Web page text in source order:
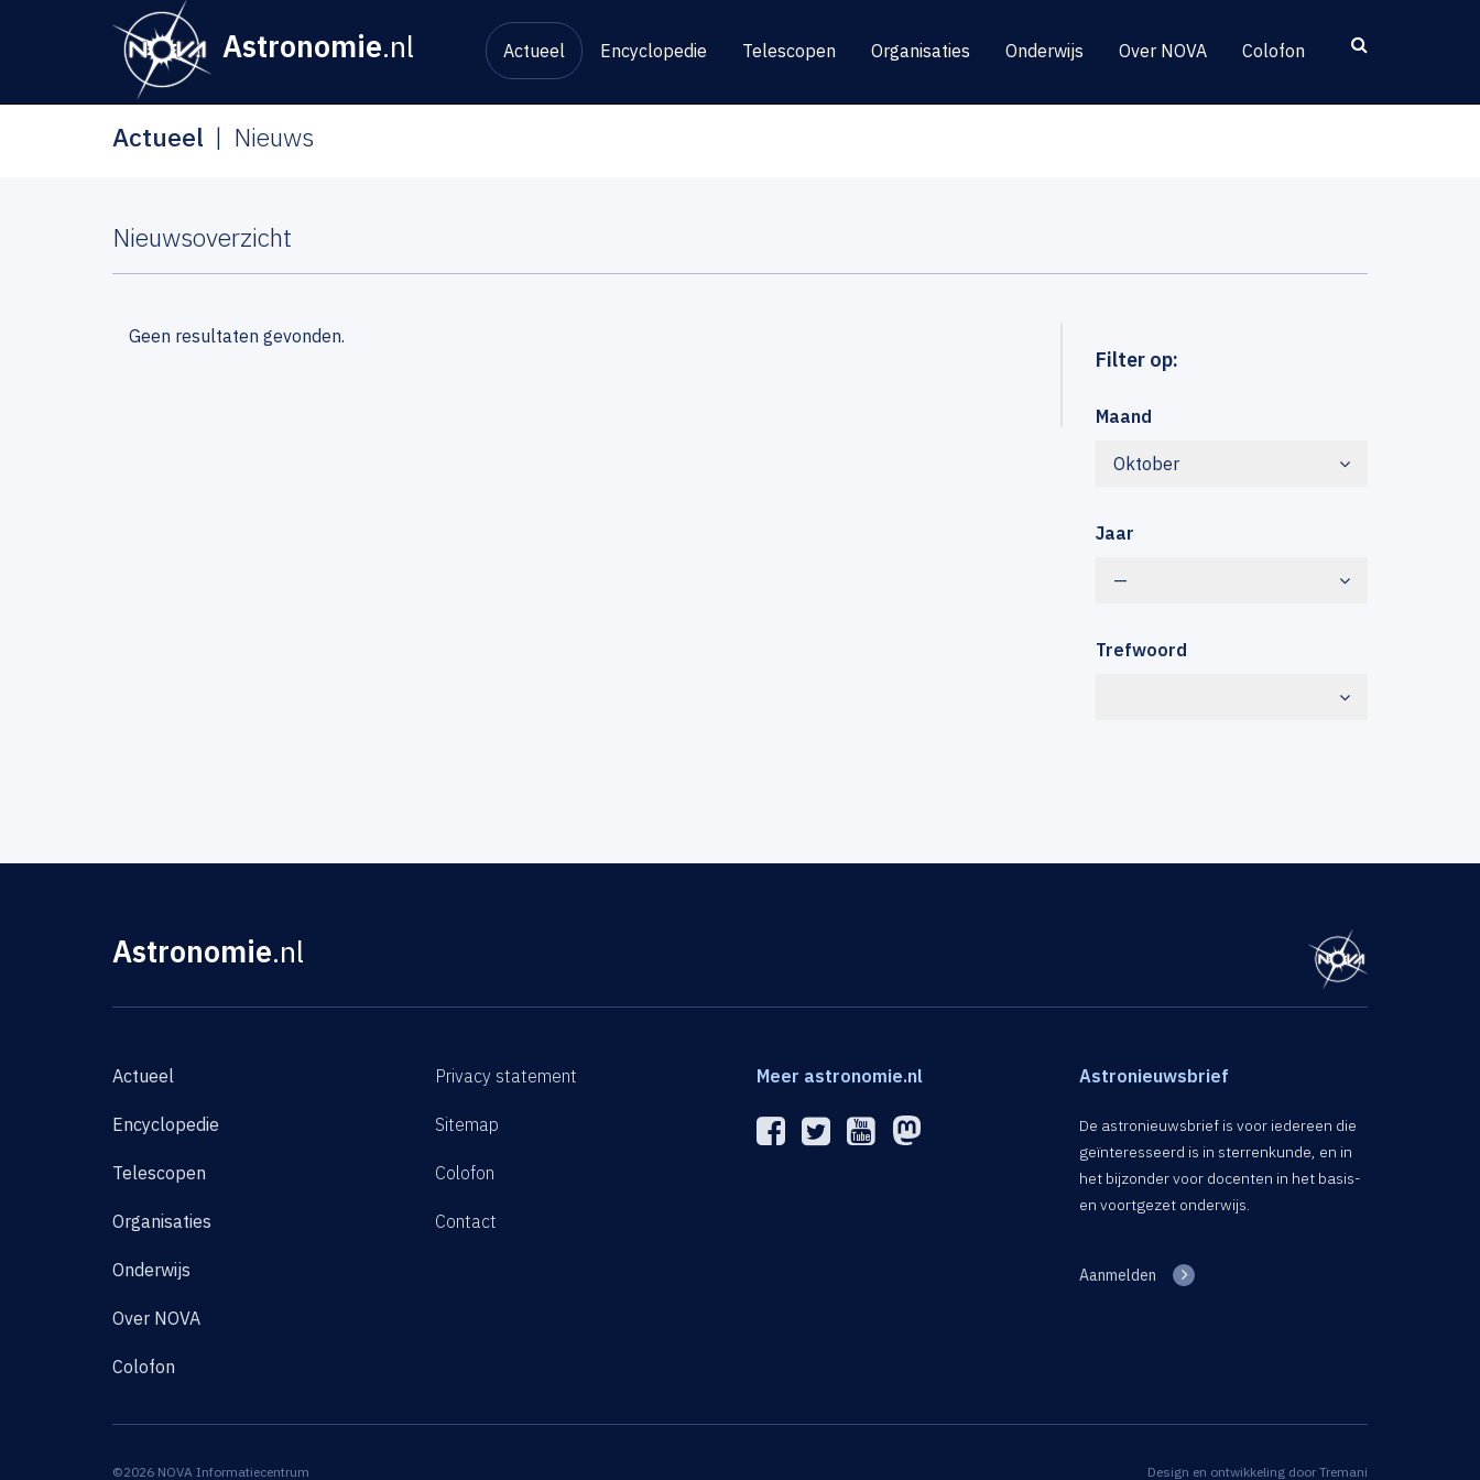
Astronomie.nl Actueel Encyclopedie Telescopen Organisaties Onderwijs Over NOVA Colofon
Actueel Nieuws
Nieuwsoverzicht
Filter op:
Maand
Oktober
Jaar
—
Trefwoord
Geen resultaten gevonden.
Astronomie.nl
Actueel
Encyclopedie
Telescopen
Organisaties
Onderwijs
Over NOVA
Colofon
Privacy statement
Sitemap
Colofon
Contact
Meer astronomie.nl Astronieuwsbrief
De astronieuwsbrief is voor iedereen die
geïnteresseerd is in sterrenkunde, en in
het bijzonder voor docenten in het basis-
en voortgezet onderwijs.
Aanmelden
©2026 NOVA Informatiecentrum Design en ontwikkeling door Tremani